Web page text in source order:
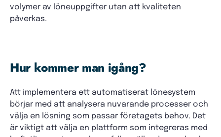
volymer av löneuppgifter utan att kvaliteten
påverkas.
Hur kommer man igång?
Att implementera ett automatiserat lönesystem
börjar med att analysera nuvarande processer och
välja en lösning som passar företagets behov. Det
är viktigt att välja en plattform som integreras med